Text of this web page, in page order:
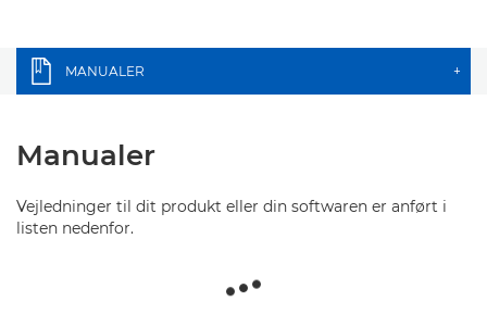
MANUALER +
Manualer
Vejledninger til dit produkt eller din softwaren er anført i
listen nedenfor.